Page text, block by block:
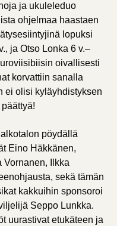
ja ukuleleduo
ohjelmaa haastaen
lopuksi
ja Otso Lonka 6 v.–
oivallisesti
korvattiin sanalla
ei olisi kyläyhdistyksen
pöydällä
Eino Häkkänen,
Vornanen, Ilkka
sekä tämän
kakkuihin sponsoroi
Seppo Lunkka.
uurastivat etukäteen ja